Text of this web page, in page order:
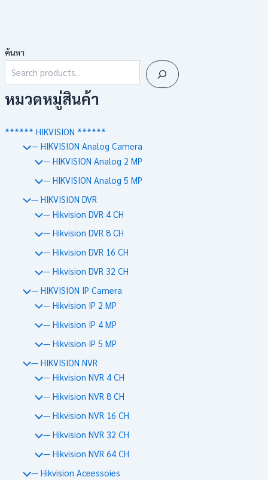
ค้นหา
หมวดหมู่สินค้า
****** HIKVISION ******
— HIKVISION Analog Camera
— HIKVISION Analog 2 MP
— HIKVISION Analog 5 MP
— HIKVISION DVR
— Hikvision DVR 4 CH
— Hikvision DVR 8 CH
— Hikvision DVR 16 CH
— Hikvision DVR 32 CH
— HIKVISION IP Camera
— Hikvision IP 2 MP
— Hikvision IP 4 MP
— Hikvision IP 5 MP
— HIKVISION NVR
— Hikvision NVR 4 CH
— Hikvision NVR 8 CH
— Hikvision NVR 16 CH
— Hikvision NVR 32 CH
— Hikvision NVR 64 CH
— Hikvision Aceessoies